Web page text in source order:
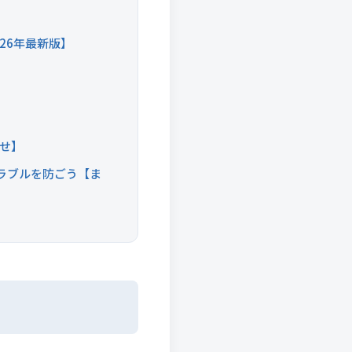
年最新版】
】
ブルを防ごう【ま